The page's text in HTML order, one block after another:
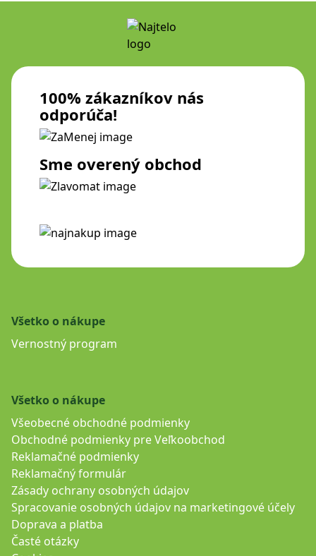
100% zákazníkov nás
odporúča!
Sme overený obchod
Všetko o nákupe
Vernostný program
Všetko o nákupe
Všeobecné obchodné podmienky
Obchodné podmienky pre Veľkoobchod
Reklamačné podmienky
Reklamačný formulár
Zásady ochrany osobných údajov
Spracovanie osobných údajov na marketingové účely
Doprava a platba
Časté otázky